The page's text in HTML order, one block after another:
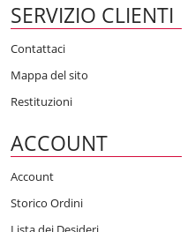
SERVIZIO CLIENTI
Contattaci
Mappa del sito
Restituzioni
ACCOUNT
Account
Storico Ordini